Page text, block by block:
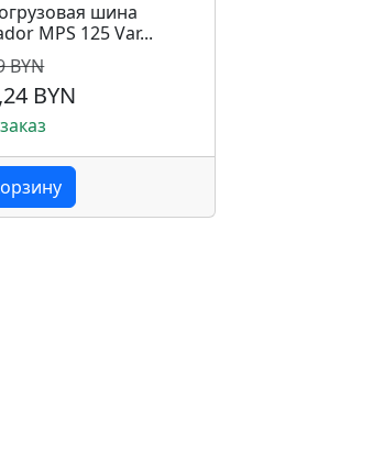
шина
MPS 125 Var...
BYN
BYN